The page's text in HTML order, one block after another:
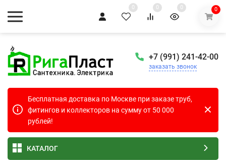
0 0 0 0
+7 (991) 241-42-00
заказать звонок
Бесплатная доставка по Москве при заказе труб,
фитингов и коллекторов на сумму от 50 000
рублей!
КАТАЛОГ